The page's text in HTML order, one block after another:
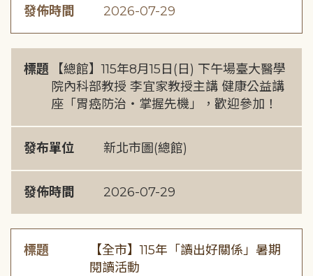
發佈時間 2026-07-29
標題
【總館】115年8月15日(日) 下午場臺大醫學
院內科部教授 李宜家教授主講 健康公益講
座「胃癌防治・掌握先機」，歡迎參加！
發布單位 新北市圖(總館)
發佈時間 2026-07-29
標題
【全市】115年「讀出好關係」暑期
閱讀活動